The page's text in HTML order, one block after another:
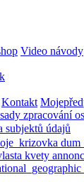
Video návody
Kontakt
zpracování
subjektů údajů
kvety